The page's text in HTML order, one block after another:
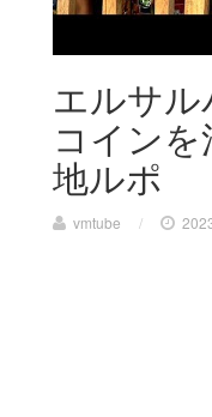
エルサル
コイン
地ルポ
vmtube /